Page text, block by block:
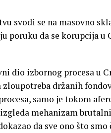
svodi se na masovno
poruku da se korupcija u
dio izbornog procesa u
zloupotreba držanih
samo je tokom
mehanizam
da sve ono što smo